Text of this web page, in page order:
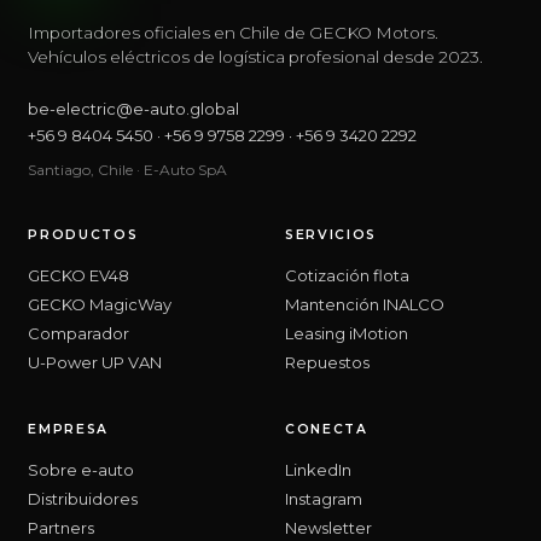
Importadores oficiales en Chile de GECKO Motors.
Vehículos eléctricos de logística profesional desde 2023.
be-electric@e-auto.global
+56 9 8404 5450 ·+56 9 9758 2299 ·+56 9 3420 2292
Santiago, Chile · E-Auto SpA
PRODUCTOS
GECKO EV48
GECKO MagicWay
Comparador
U-Power UP VAN
SERVICIOS
Cotización flota
Mantención INALCO
Leasing iMotion
Repuestos
EMPRESA
Sobre e-auto
Distribuidores
Partners
CONECTA
LinkedIn
Instagram
Newsletter